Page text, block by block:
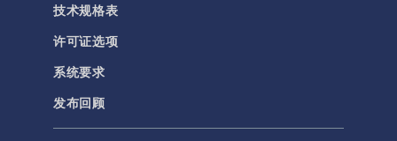
技术规格表
许可证选项
系统要求
发布回顾